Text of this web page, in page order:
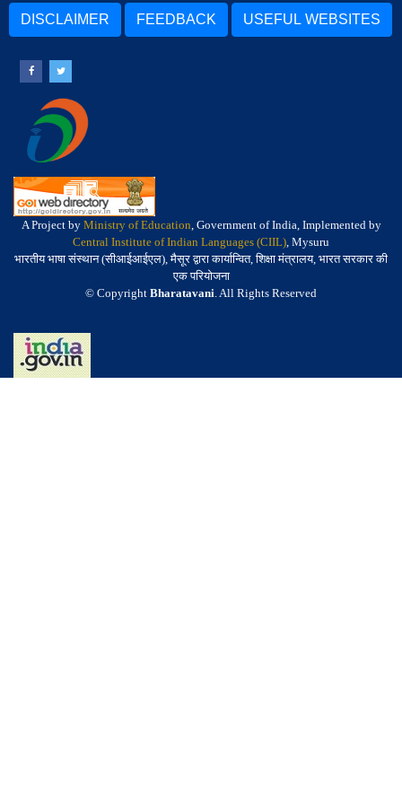
DISCLAIMER FEEDBACK USEFUL WEBSITES
A Project by Ministry of Education, Government of India, Implemented by
Central Institute of Indian Languages (CIIL), Mysuru
भारतीय भाषा संस्थान (सीआईआईएल), मैसूर द्वारा कार्यान्वित, शिक्षा मंत्रालय, भारत सरकार की
एक परियोजना
© Copyright Bharatavani. All Rights Reserved